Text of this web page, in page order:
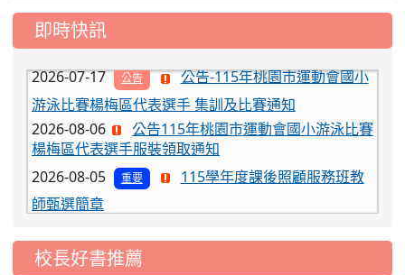
即時快訊
工車輛臨停」一案，請各位用路人留意
2026-07-17
公告-115年桃園市運動會國小
游泳比賽楊梅區代表選手 集訓及比賽通知
2026-08-06
公告115年桃園市運動會國小游泳比賽
楊梅區代表選手服裝領取通知
2026-08-05
重要
115學年度課後照顧服務班教
師甄選簡章
2026-08-03
重要
115學年度一、三、五年級常
態編班結果公告
2026-07-31
公告
校長好書推薦